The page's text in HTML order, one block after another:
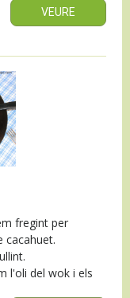
VEURE
fregint per
cacahuet.
l'oli del wok i els